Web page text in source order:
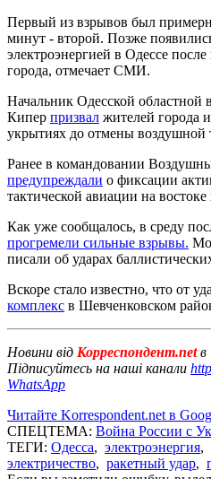
Первый из взрывов был
минут - второй. Позже
электроэнергией в Одессе после
города, отмечает СМИ.
Начальник Одесской
Кипер призвал жителей города
укрытиях до отмены воздушной
Ранее в командовании
предупреждали о фиксации
тактической авиации на
Как уже сообщалось, в среду
прогремели сильные взрывы.
писали об ударах
Вскоре стало известно, что от
комплекс в Шевченковском
Новини від Корреспондент.netв
Підписуйтесь на наші канали
WhatsApp
Читайте Korrespondent.net в
СПЕЦТЕМА: Война России с
ТЕГИ: Одесса, электроэнергия,
электричество, ракетный удар,